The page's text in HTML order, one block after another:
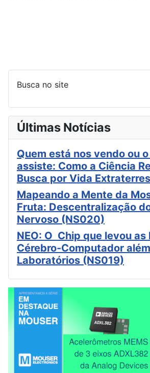
Busca no site
Últimas Notícias
Quem está nos vendo ou
assiste: Como a Ciência
Busca por Vida
Mapeando a Mente da
Fruta: Descentralização
Nervoso (NS020)
NEO: O Chip que levou
Cérebro-Computador
Laboratórios (NS019)